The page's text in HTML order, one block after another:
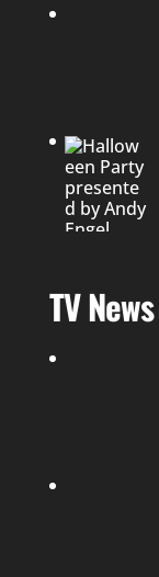
TV News